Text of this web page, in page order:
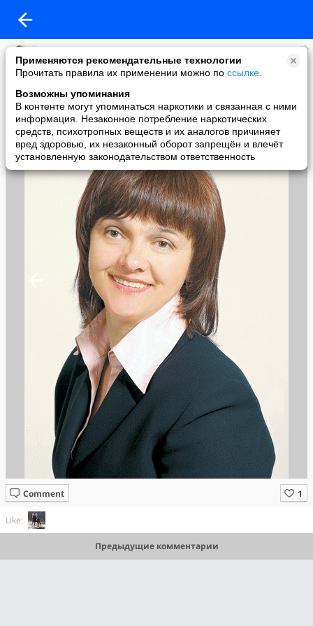
Применяются рекомендательные технологии
Прочитать правила их применении можно по ссылке
Возможны упоминания
В контенте могут упоминаться наркотики и связанная с ними
информация. Незаконное потребление наркотических
средств, психотропных веществ и их аналогов причиняет
вред здоровью, их незаконный оборот запрещён и влечёт
установленную законодательством ответственность
Вера Усенко
added a photo
05 Aug в 15:16
Comment
Like:
Предыдущие комментарии